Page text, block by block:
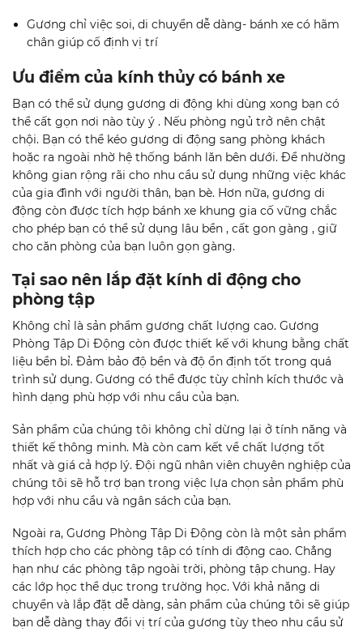
Gương chỉ việc soi, di chuyển dễ dàng- bánh xe có hãm
chân giúp cố định vị trí
Ưu điểm của kính thủy có bánh xe
Bạn có thể sử dụng gương di động khi dùng xong bạn có
thể cất gọn nơi nào tùy ý . Nếu phòng ngủ trở nên chật
chội. Bạn có thể kéo gương di động sang phòng khách
hoặc ra ngoài nhờ hệ thống bánh lăn bên dưới. Để nhường
không gian rộng rãi cho nhu cầu sử dụng những việc khác
của gia đình với người thân, bạn bè. Hơn nữa, gương di
động còn được tích hợp bánh xe khung gia cố vững chắc
cho phép bạn có thể sử dụng lâu bền , cất gon gàng , giữ
cho căn phòng của bạn luôn gọn gàng.
Tại sao nên lắp đặt kính di động cho
phòng tập
Không chỉ là sản phẩm gương chất lượng cao. Gương
Phòng Tập Di Động còn được thiết kế với khung bằng chất
liệu bền bỉ. Đảm bảo độ bền và độ ổn định tốt trong quá
trình sử dụng. Gương có thể được tùy chỉnh kích thước và
hình dạng phù hợp với nhu cầu của bạn.
Sản phẩm của chúng tôi không chỉ dừng lại ở tính năng và
thiết kế thông minh. Mà còn cam kết về chất lượng tốt
nhất và giá cả hợp lý. Đội ngũ nhân viên chuyên nghiệp của
chúng tôi sẽ hỗ trợ bạn trong việc lựa chọn sản phẩm phù
hợp với nhu cầu và ngân sách của bạn.
Ngoài ra, Gương Phòng Tập Di Động còn là một sản phẩm
thích hợp cho các phòng tập có tính di động cao. Chẳng
hạn như các phòng tập ngoài trời, phòng tập chung. Hay
các lớp học thể dục trong trường học. Với khả năng di
chuyển và lắp đặt dễ dàng, sản phẩm của chúng tôi sẽ giúp
bạn dễ dàng thay đổi vị trí của gương tùy theo nhu cầu sử